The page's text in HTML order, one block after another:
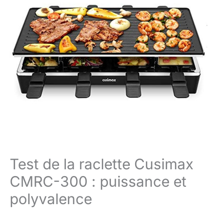
Test de la raclette Cusimax
CMRC-300 : puissance et
polyvalence